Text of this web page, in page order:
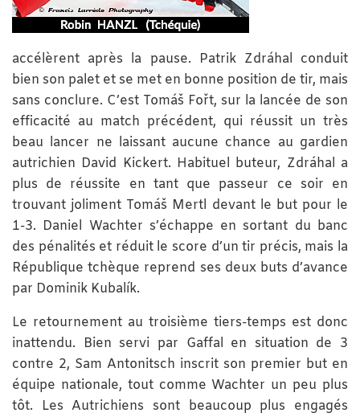
accélèrent après la pause. Patrik Zdráhal conduit
bien son palet et se met en bonne position de tir, mais
sans conclure. C’est Tomáš Fořt, sur la lancée de son
efficacité au match précédent, qui réussit un très
beau lancer ne laissant aucune chance au gardien
autrichien David Kickert. Habituel buteur, Zdráhal a
plus de réussite en tant que passeur ce soir en
trouvant joliment Tomáš Mertl devant le but pour le
1-3. Daniel Wachter s’échappe en sortant du banc
des pénalités et réduit le score d’un tir précis, mais la
République tchèque reprend ses deux buts d’avance
par Dominik Kubalík.
Le retournement au troisième tiers-temps est donc
inattendu. Bien servi par Gaffal en situation de 3
contre 2, Sam Antonitsch inscrit son premier but en
équipe nationale, tout comme Wachter un peu plus
tôt. Les Autrichiens sont beaucoup plus engagés